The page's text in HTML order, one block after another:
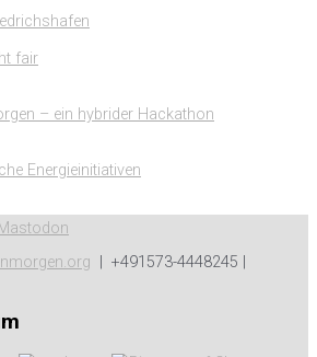
fair
– ein hybrider Hackathon
Energieinitiativen
Mastodon
| +491573-4448245 |